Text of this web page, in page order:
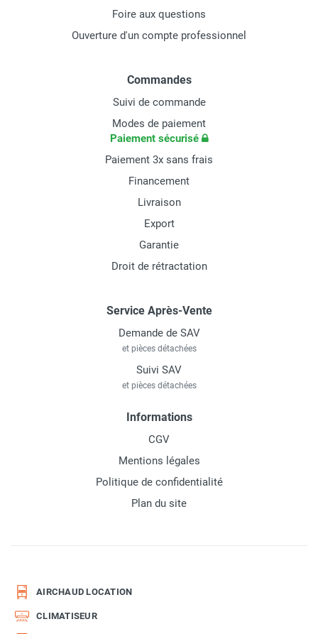
Foire aux questions
Ouverture d'un compte professionnel
Commandes
Suivi de commande
Modes de paiement
Paiement sécurisé
Paiement 3x sans frais
Financement
Livraison
Export
Garantie
Droit de rétractation
Service Après-Vente
Demande de SAV
et pièces détachées
Suivi SAV
et pièces détachées
Informations
CGV
Mentions légales
Politique de confidentialité
Plan du site
AIRCHAUD LOCATION
CLIMATISEUR